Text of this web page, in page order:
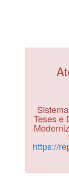
Teses e
https://